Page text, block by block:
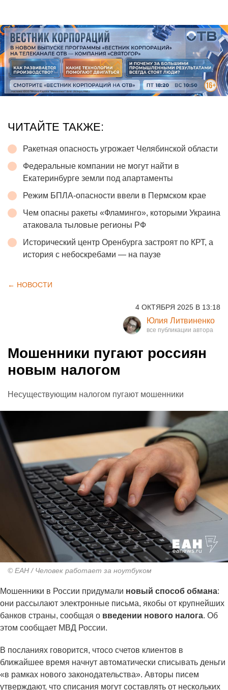
ЧИТАЙТЕ ТАКЖЕ:
Ракетная опасность угрожает Челябинской области
Федеральные компании не могут найти в
Екатеринбурге земли под апартаменты
Режим БПЛА-опасности ввели в Пермском крае
Чем опасны ракеты «Фламинго», которыми Украина
атаковала тыловые регионы РФ
Исторический центр Оренбурга застроят по КРТ, а
история с небоскребами — на паузе
← НОВОСТИ
4 ОКТЯБРЯ 2025 В 13:18
Юлия Литвиненко
Мошенники пугают россиян
новым налогом
Несуществующим налогом пугают мошенники
© ЕАН / Человек работает за ноутбуком
Мошенники в России придумали новый способ обмана:
они рассылают электронные письма, якобы от крупнейших
банков страны, сообщая о введении нового налога. Об
этом сообщает МВД России.
В посланиях говорится, чтосо счетов клиентов в
ближайшее время начнут автоматически списывать деньги
«в рамках нового законодательства». Авторы писем
утверждают, что списания могут составлять от нескольких